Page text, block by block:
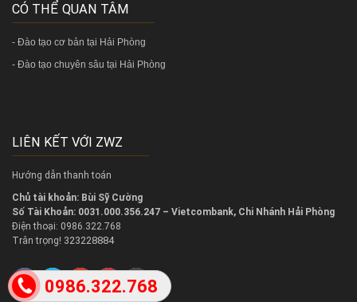
CÓ THỂ QUAN TÂM
- Đào tạo cơ bản tại Hải Phòng
- Đào tạo chuyên sâu tại Hải Phòng
LIÊN KẾT VỚI ZWZ
Hướng dẫn thanh toán
Chủ tài khoản: Bùi Sỹ Cường
Số Tài Khoản: 0031.000.356.247 – Vietcombank, Chi Nhánh Hải Phòng
Điện thoại: 0986.322.768
Trân trọng! 323228884
0986.322.768